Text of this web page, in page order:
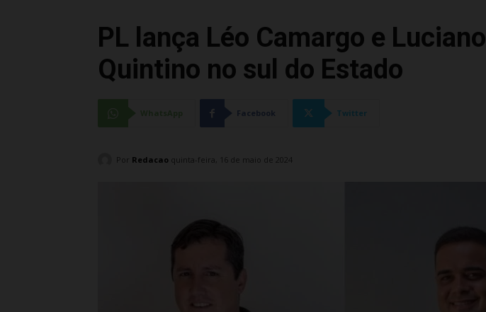
PL lança Léo Camargo e Luciano
Quintino no sul do Estado
Facebook Twitter
Por Redacao quinta-feira, 16 de maio de 2024